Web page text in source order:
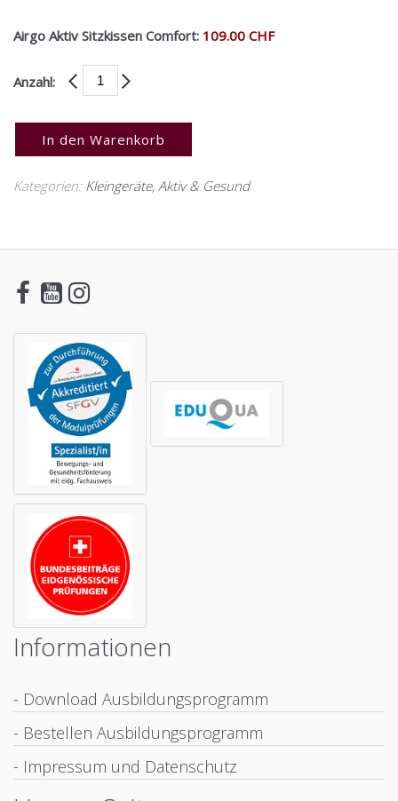
Airgo Aktiv Sitzkissen Comfort: 109.00 CHF
Anzahl:
In den Warenkorb
Kategorien: Kleingeräte, Aktiv & Gesund
Informationen
- Download Ausbildungsprogramm
- Bestellen Ausbildungsprogramm
- Impressum und Datenschutz